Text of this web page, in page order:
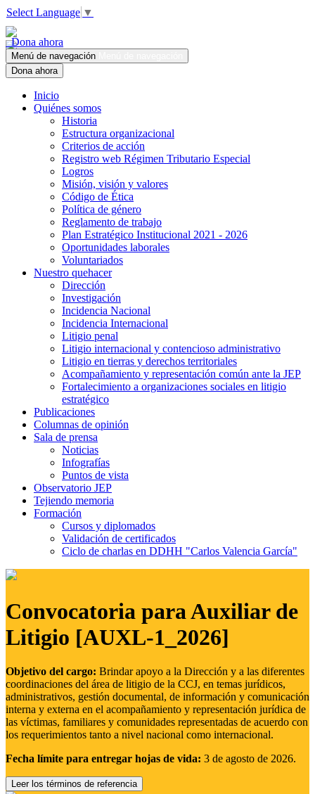
Select Language ▼
Dona ahora
Menú de navegación
Dona ahora
Inicio
Quiénes somos
Historia
Estructura organizacional
Criterios de acción
Registro web Régimen Tributario Especial
Logros
Misión, visión y valores
Código de Ética
Política de género
Reglamento de trabajo
Plan Estratégico Institucional 2021 - 2026
Oportunidades laborales
Voluntariados
Nuestro quehacer
Dirección
Investigación
Incidencia Nacional
Incidencia Internacional
Litigio penal
Litigio internacional y contencioso administrativo
Litigio en tierras y derechos territoriales
Acompañamiento y representación común ante la JEP
Fortalecimiento a organizaciones sociales en litigio
estratégico
Publicaciones
Columnas de opinión
Sala de prensa
Noticias
Infografías
Puntos de vista
Observatorio JEP
Tejiendo memoria
Formación
Cursos y diplomados
Validación de certificados
Ciclo de charlas en DDHH "Carlos Valencia García"
Convocatoria para Auxiliar de
Litigio [AUXL-1_2026]
Objetivo del cargo: Brindar apoyo a la Dirección y a las diferentes
coordinaciones del área de litigio de la CCJ, en temas jurídicos,
administrativos, gestión documental, de información y comunicación
interna y externa en el acompañamiento y representación jurídica de
las víctimas, familiares y comunidades representadas de acuerdo con
los requerimientos tanto a nivel nacional como internacional.
Fecha límite para entregar hojas de vida: 3 de agosto de 2026.
Leer los términos de referencia